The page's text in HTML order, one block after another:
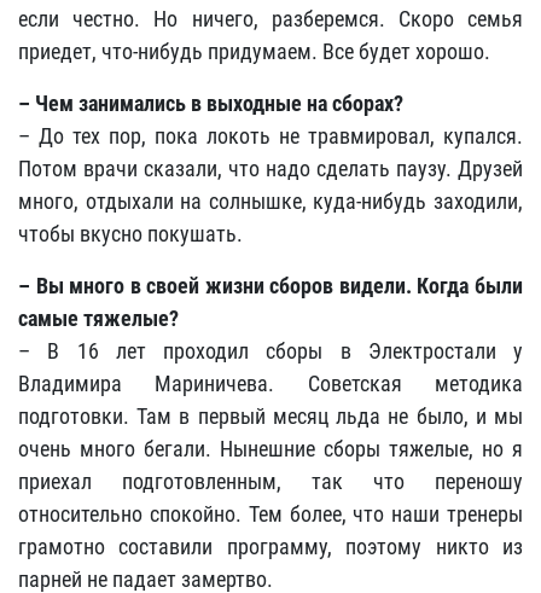
если честно. Но ничего, разберемся. Скоро семья
приедет, что-нибудь придумаем. Все будет хорошо.
– Чем занимались в выходные на сборах?
– До тех пор, пока локоть не травмировал, купался.
Потом врачи сказали, что надо сделать паузу. Друзей
много, отдыхали на солнышке, куда-нибудь заходили,
чтобы вкусно покушать.
– Вы много в своей жизни сборов видели. Когда были
самые тяжелые?
– В 16 лет проходил сборы в Электростали у
Владимира Мариничева. Советская методика
подготовки. Там в первый месяц льда не было, и мы
очень много бегали. Нынешние сборы тяжелые, но я
приехал подготовленным, так что переношу
относительно спокойно. Тем более, что наши тренеры
грамотно составили программу, поэтому никто из
парней не падает замертво.